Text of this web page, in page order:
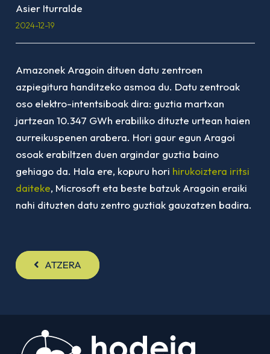
Asier Iturralde
2024-12-19
Amazonek Aragoin dituen datu zentroen
azpiegitura handitzeko asmoa du. Datu zentroak
oso elektro-intentsiboak dira: guztia martxan
jartzean 10.347 GWh erabiliko dituzte urtean haien
aurreikuspenen arabera. Hori gaur egun Aragoi
osoak erabiltzen duen argindar guztia baino
gehiago da. Hala ere, kopuru hori hirukoiztera iritsi
daiteke, Microsoft eta beste batzuk Aragoin eraiki
nahi dituzten datu zentro guztiak gauzatzen badira.
ATZERA